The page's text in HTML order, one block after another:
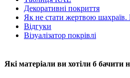
Декоративні покриття
Як не стати жертвою
Відгуки
Візуалізатор покрівлі
Які матеріали ви хотіли б бачити